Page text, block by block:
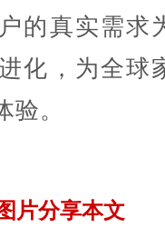
的真实需求
化，为全球
。
片分享本文